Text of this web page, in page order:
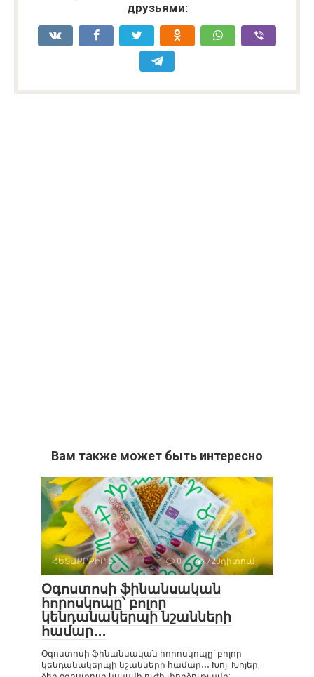
друзьями:
Вам также может быть интересно
ՀԵՏԱՔՐՔԻՐ Է 0 720դիտում
Օգոստոսի ֆինանսական
հորոսկոպը՝ բոլոր
կենդանակերպի նշանների
համար․․․
Օգոստոսի ֆինանսական հորոսկոպը՝ բոլոր
կենդանակերպի նշանների համար․․․ Խոյ. Խոյեր,